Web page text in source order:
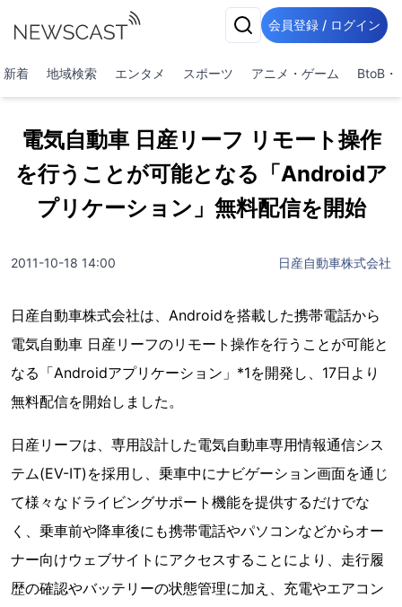
会員登録 / ログイン
新着 地域検索 エンタメ スポーツ アニメ・ゲーム BtoB・
電気自動車 日産リーフ リモート操作
を行うことが可能となる「Androidア
プリケーション」無料配信を開始
2011-10-18 14:00 日産自動車株式会社
日産自動車株式会社は、Androidを搭載した携帯電話から
電気自動車 日産リーフのリモート操作を行うことが可能と
なる「Androidアプリケーション」*1を開発し、17日より
無料配信を開始しました。
日産リーフは、専用設計した電気自動車専用情報通信シス
テム(EV-IT)を採用し、乗車中にナビゲーション画面を通じ
て様々なドライビングサポート機能を提供するだけでな
く、乗車前や降車後にも携帯電話やパソコンなどからオー
ナー向けウェブサイトにアクセスすることにより、走行履
歴の確認やバッテリーの状態管理に加え、充電やエアコン